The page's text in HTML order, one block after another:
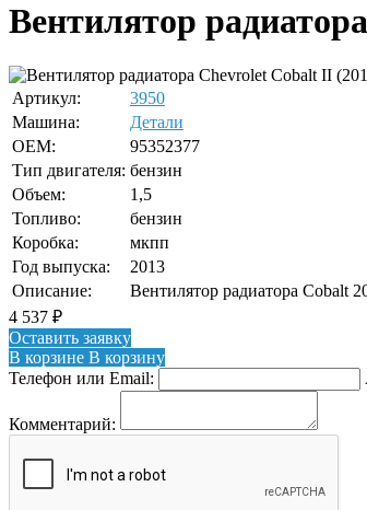
Вентилятор
Артикул:
3950
Машина:
Детали
OEM:
95352377
Тип двигателя: бензин
Объем:
1,5
Топливо:
бензин
Коробка:
мкпп
Год выпуска:
2013
Описание:
Вентилятор радиатора Cobalt
4 537 ₽
Оставить заявку
В корзине В корзину
Телефон или Email:
Комментарий: